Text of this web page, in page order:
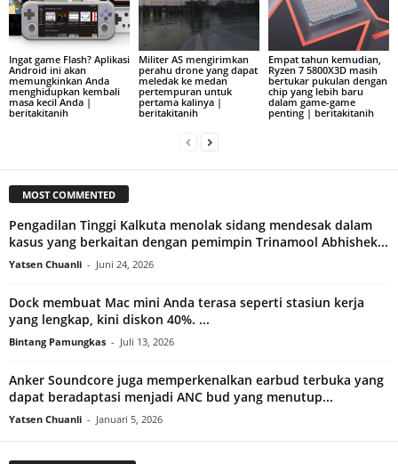
Ingat game Flash? Aplikasi
Android ini akan
memungkinkan Anda
menghidupkan kembali
masa kecil Anda |
beritakitanih
Militer AS mengirimkan
perahu drone yang dapat
meledak ke medan
pertempuran untuk
pertama kalinya |
beritakitanih
Empat tahun kemudian,
Ryzen 7 5800X3D masih
bertukar pukulan dengan
chip yang lebih baru
dalam game-game
penting | beritakitanih
MOST COMMENTED
Pengadilan Tinggi Kalkuta menolak sidang mendesak dalam
kasus yang berkaitan dengan pemimpin Trinamool Abhishek...
Yatsen Chuanli - Juni 24, 2026
Dock membuat Mac mini Anda terasa seperti stasiun kerja
yang lengkap, kini diskon 40%. ...
Bintang Pamungkas - Juli 13, 2026
Anker Soundcore juga memperkenalkan earbud terbuka yang
dapat beradaptasi menjadi ANC bud yang menutup...
Yatsen Chuanli - Januari 5, 2026